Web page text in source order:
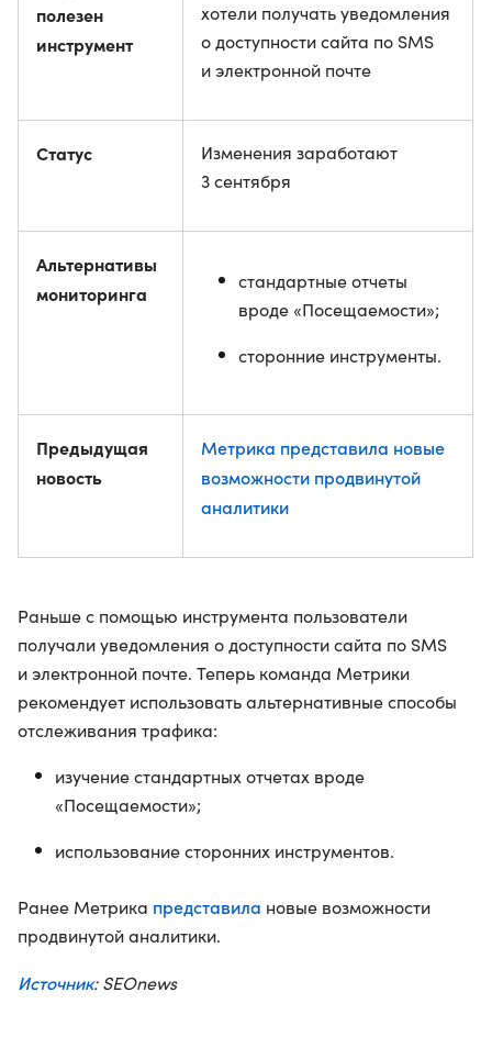
полезен
инструмент
хотели получать уведомления
о доступности сайта по SMS
и электронной почте
Статус
Изменения заработают
3 сентября
Альтернативы
мониторинга
стандартные отчеты
вроде «Посещаемости»;
сторонние инструменты.
Предыдущая
новость
Метрика представила новые
возможности продвинутой
аналитики
Раньше с помощью инструмента пользователи
получали уведомления о доступности сайта по SMS
и электронной почте. Теперь команда Метрики
рекомендует использовать альтернативные способы
отслеживания трафика:
изучение стандартных отчетах вроде
«Посещаемости»;
использование сторонних инструментов.
Ранее Метрика представила новые возможности
продвинутой аналитики.
Источник: SEOnews